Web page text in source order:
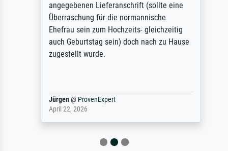
angegebenen Lieferanschrift (sollte eine
Überraschung für die normannische
Ehefrau sein zum Hochzeits- gleichzeitig
auch Geburtstag sein) doch nach zu Hause
zugestellt wurde.
Jürgen@ProvenExpert
April 22, 2026